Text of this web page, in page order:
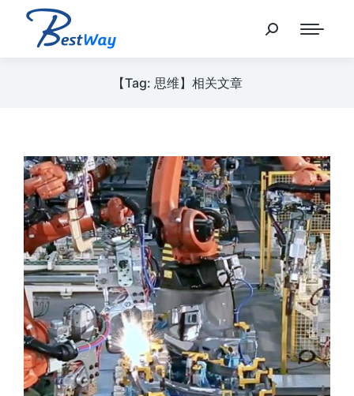
【Tag: 思维】相关文章